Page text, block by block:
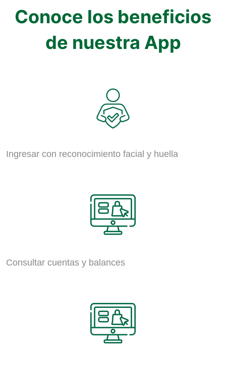
Conoce los beneficios
de nuestra App
Ingresar con reconocimiento facial y huella
Consultar cuentas y balances